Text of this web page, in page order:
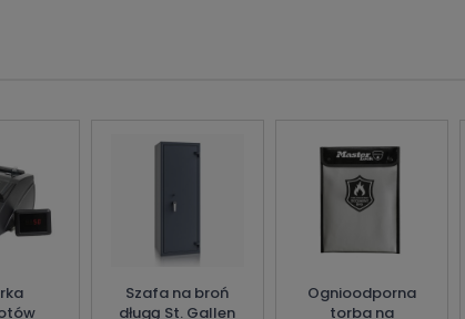
Szafa na broń
długą St. Gallen
Ognioodporna
torba na